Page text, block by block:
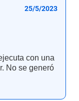
25/5/2023
con una
No se generó